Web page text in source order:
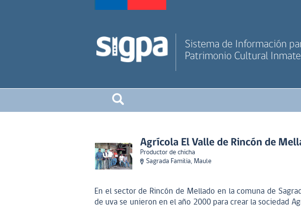
Sistema de Información
Patrimonio Cultural
Agrícola El Valle de Rincón de
Productor de chicha
Sagrada Familia, Maule
En el sector de Rincón de Mellado en la comuna de
de uva se unieron en el año 2000 para crear la sociedad